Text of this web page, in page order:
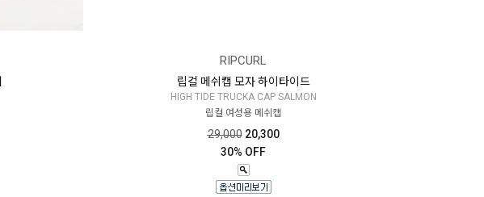
RIPCURL
립컬 메쉬캡 모자 하이타이드
HIGH TIDE TRUCKA CAP SALMON
립컬 여성용 메쉬캡
29,000 20,300
30% OFF